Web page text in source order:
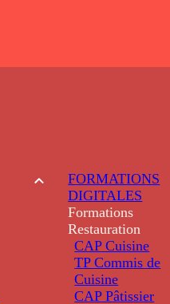
FORMATIONS
DIGITALES
Formations
Restauration
CAP Cuisine
TP Commis de
Cuisine
CAP Pâtissier